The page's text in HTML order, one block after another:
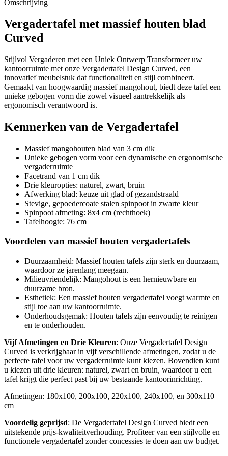
Omschrijving
Vergadertafel met massief houten blad
Curved
Stijlvol Vergaderen met een Uniek Ontwerp Transformeer uw
kantoorruimte met onze Vergadertafel Design Curved, een
innovatief meubelstuk dat functionaliteit en stijl combineert.
Gemaakt van hoogwaardig massief mangohout, biedt deze tafel een
unieke gebogen vorm die zowel visueel aantrekkelijk als
ergonomisch verantwoord is.
Kenmerken van de Vergadertafel
Massief mangohouten blad van 3 cm dik
Unieke gebogen vorm voor een dynamische en ergonomische
vergaderruimte
Facetrand van 1 cm dik
Drie kleuropties: naturel, zwart, bruin
Afwerking blad: keuze uit glad of gezandstraald
Stevige, gepoedercoate stalen spinpoot in zwarte kleur
Spinpoot afmeting: 8x4 cm (rechthoek)
Tafelhoogte: 76 cm
Voordelen van massief houten vergadertafels
Duurzaamheid: Massief houten tafels zijn sterk en duurzaam,
waardoor ze jarenlang meegaan.
Milieuvriendelijk: Mangohout is een hernieuwbare en
duurzame bron.
Esthetiek: Een massief houten vergadertafel voegt warmte en
stijl toe aan uw kantoorruimte.
Onderhoudsgemak: Houten tafels zijn eenvoudig te reinigen
en te onderhouden.
Vijf Afmetingen en Drie Kleuren: Onze Vergadertafel Design
Curved is verkrijgbaar in vijf verschillende afmetingen, zodat u de
perfecte tafel voor uw vergaderruimte kunt kiezen. Bovendien kunt
u kiezen uit drie kleuren: naturel, zwart en bruin, waardoor u een
tafel krijgt die perfect past bij uw bestaande kantoorinrichting.
Afmetingen: 180x100, 200x100, 220x100, 240x100, en 300x110
cm
Voordelig geprijsd: De Vergadertafel Design Curved biedt een
uitstekende prijs-kwaliteitverhouding. Profiteer van een stijlvolle en
functionele vergadertafel zonder concessies te doen aan uw budget.